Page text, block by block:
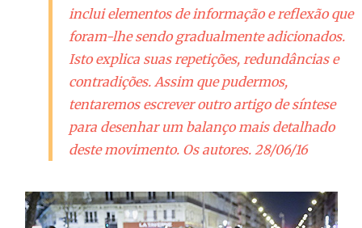
inclui elementos de informação e reflexão que
foram-lhe sendo gradualmente adicionados.
Isto explica suas repetições, redundâncias e
contradições. Assim que pudermos,
tentaremos escrever outro artigo de síntese
para desenhar um balanço mais detalhado
deste movimento. Os autores. 28/06/16